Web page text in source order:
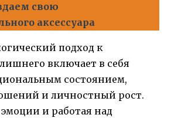
свою
аксессуара
подход к
включает в себя
состоянием,
и личностный рост.
и работая над